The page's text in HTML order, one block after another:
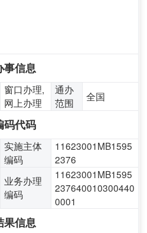
事信息
窗口办理,
网上办理
通办
范围
全国
码代码
实施主体
编码
11623001MB1595
2376
业务办理
编码
11623001MB1595
237640010300440
0001
果信息